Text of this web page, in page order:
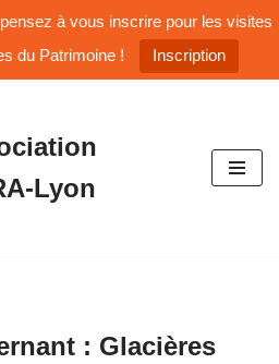
à vous inscrire pour les visites
du Patrimoine !
Inscription
Lyon
: Glacières